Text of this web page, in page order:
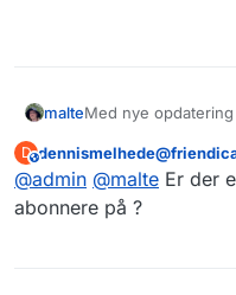
malteMed nye
give bedre
forumlignende
vil jeg gerne prøve
https://
62033963dc3c/
a-go
DThis user is from outside of this forum
@admin @malte Er der
abonnere på ?